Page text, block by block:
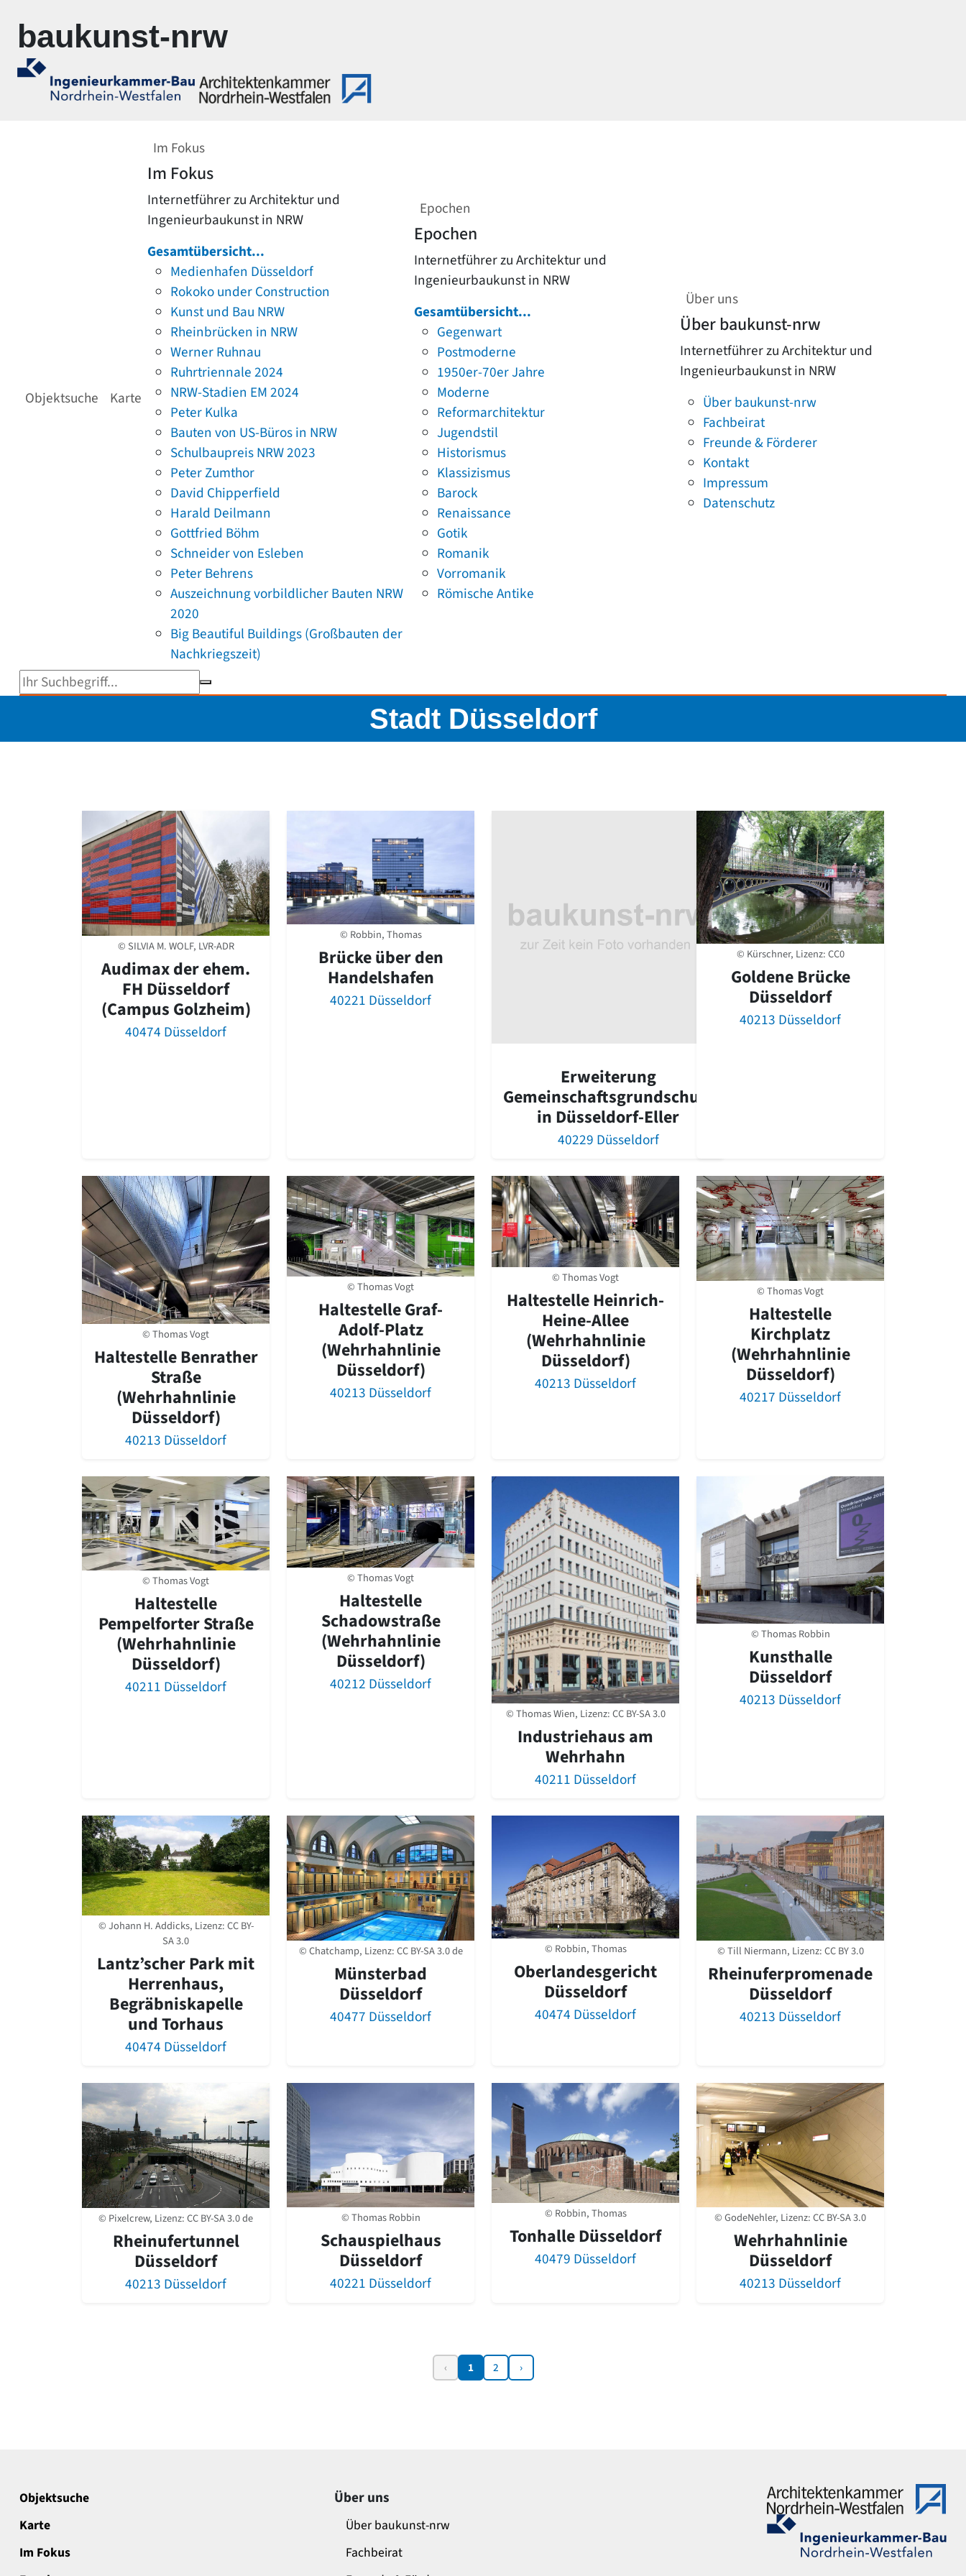
baukunst-nrw
Objektsuche Karte
Im Fokus
Im Fokus
Internetführer zu Architektur und
Ingenieurbaukunst in NRW
Gesamtübersicht...
Medienhafen Düsseldorf
Rokoko under Construction
Kunst und Bau NRW
Rheinbrücken in NRW
Werner Ruhnau
Ruhrtriennale 2024
NRW-Stadien EM 2024
Peter Kulka
Bauten von US-Büros in NRW
Schulbaupreis NRW 2023
Peter Zumthor
David Chipperfield
Harald Deilmann
Gottfried Böhm
Schneider von Esleben
Peter Behrens
Auszeichnung vorbildlicher Bauten NRW
2020
Big Beautiful Buildings (Großbauten der
Nachkriegszeit)
Epochen
Epochen
Internetführer zu Architektur und
Ingenieurbaukunst in NRW
Gesamtübersicht...
Gegenwart
Postmoderne
1950er-70er Jahre
Moderne
Reformarchitektur
Jugendstil
Historismus
Klassizismus
Barock
Renaissance
Gotik
Romanik
Vorromanik
Römische Antike
Über uns
Über baukunst-nrw
Internetführer zu Architektur und
Ingenieurbaukunst in NRW
Über baukunst-nrw
Fachbeirat
Freunde & Förderer
Kontakt
Impressum
Datenschutz
Suchbegriff eingeben
Stadt Düsseldorf
© SILVIA M. WOLF, LVR-ADR
Audimax der ehem.
FH Düsseldorf
(Campus Golzheim)
40474 Düsseldorf
© Robbin, Thomas
Brücke über den
Handelshafen
40221 Düsseldorf
Erweiterung
Gemeinschaftsgrundschule
in Düsseldorf-Eller
40229 Düsseldorf
© Kürschner, Lizenz:CC0
Goldene Brücke
Düsseldorf
40213 Düsseldorf
© Thomas Vogt
Haltestelle Benrather
Straße
(Wehrhahnlinie
Düsseldorf)
40213 Düsseldorf
© Thomas Vogt
Haltestelle Graf-
Adolf-Platz
(Wehrhahnlinie
Düsseldorf)
40213 Düsseldorf
© Thomas Vogt
Haltestelle Heinrich-
Heine-Allee
(Wehrhahnlinie
Düsseldorf)
40213 Düsseldorf
© Thomas Vogt
Haltestelle
Kirchplatz
(Wehrhahnlinie
Düsseldorf)
40217 Düsseldorf
© Thomas Vogt
Haltestelle
Pempelforter Straße
(Wehrhahnlinie
Düsseldorf)
40211 Düsseldorf
© Thomas Vogt
Haltestelle
Schadowstraße
(Wehrhahnlinie
Düsseldorf)
40212 Düsseldorf
© Thomas Wien, Lizenz:CC BY-SA 3.0
Industriehaus am
Wehrhahn
40211 Düsseldorf
© Thomas Robbin
Kunsthalle
Düsseldorf
40213 Düsseldorf
© Johann H. Addicks, Lizenz:CC BY-
SA 3.0
Lantz’scher Park mit
Herrenhaus,
Begräbniskapelle
und Torhaus
40474 Düsseldorf
© Chatchamp, Lizenz:CC BY-SA 3.0 de
Münsterbad
Düsseldorf
40477 Düsseldorf
© Robbin, Thomas
Oberlandesgericht
Düsseldorf
40474 Düsseldorf
© Till Niermann, Lizenz:CC BY 3.0
Rheinuferpromenade
Düsseldorf
40213 Düsseldorf
© Pixelcrew, Lizenz:CC BY-SA 3.0 de
Rheinufertunnel
Düsseldorf
40213 Düsseldorf
© Thomas Robbin
Schauspielhaus
Düsseldorf
40221 Düsseldorf
© Robbin, Thomas
Tonhalle Düsseldorf
40479 Düsseldorf
© GodeNehler, Lizenz:CC BY-SA 3.0
Wehrhahnlinie
Düsseldorf
40213 Düsseldorf
‹ 1 2 ›
Objektsuche
Karte
Im Fokus
Über uns
Über baukunst-nrw
Fachbeirat